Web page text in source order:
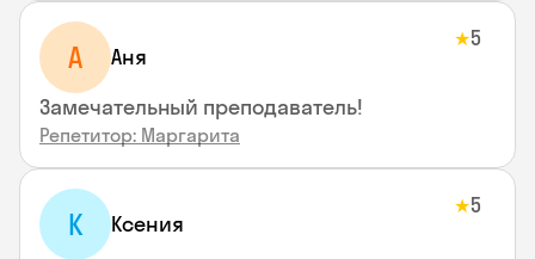
А Аня
★5
Замечательный преподаватель!
Репетитор: Маргарита
К Ксения
★5